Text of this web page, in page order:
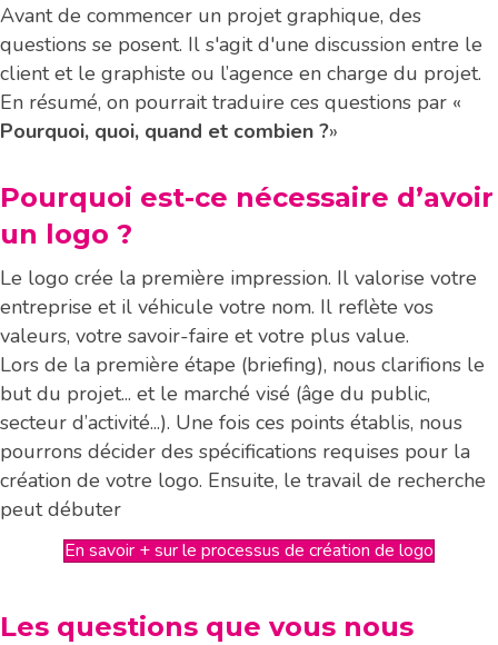
Avant de commencer un projet graphique, des
questions se posent. Il s'agit d'une discussion entre le
client et le graphiste ou l’agence en charge du projet.
En résumé, on pourrait traduire ces questions par «
Pourquoi, quoi, quand et combien ?»
Pourquoi est-ce nécessaire d’avoir
un logo ?
Le logo crée la première impression. Il valorise votre
entreprise et il véhicule votre nom. Il reflète vos
valeurs, votre savoir-faire et votre plus value.
Lors de la première étape (briefing), nous clarifions le
but du projet... et le marché visé (âge du public,
secteur d’activité...). Une fois ces points établis, nous
pourrons décider des spécifications requises pour la
création de votre logo. Ensuite, le travail de recherche
peut débuter
En savoir + sur le processus de création de logo
Les questions que vous nous